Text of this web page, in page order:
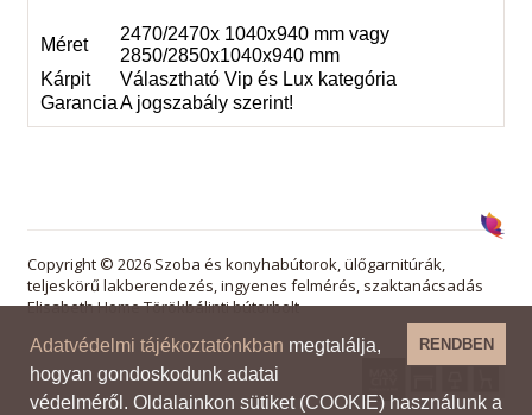
Méret
2470/2470x 1040x940 mm vagy
2850/2850x1040x940 mm
Kárpit
Választható Vip és Lux kategória
GaranciaA jogszabály szerint!
Copyright © 2026 Szoba és konyhabútorok, ülőgarnitúrák,
teljeskörű lakberendezés, ingyenes felmérés, szaktanácsadás
Elisabeth Home Törökbálinti bútorbolt
RENDBEN
Adatvédelmi tájékoztatónkban megtalálja,
hogyan gondoskodunk adatai
védelméről. Oldalainkon sütiket (COOKIE) használunk a